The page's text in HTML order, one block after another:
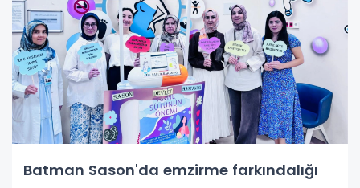
Batman Sason'da emzirme farkındalığı